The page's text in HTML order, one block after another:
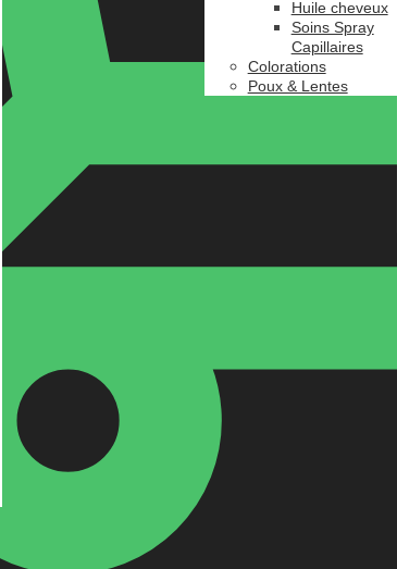
Huile cheveux
Soins Spray
Capillaires
Colorations
Poux & Lentes